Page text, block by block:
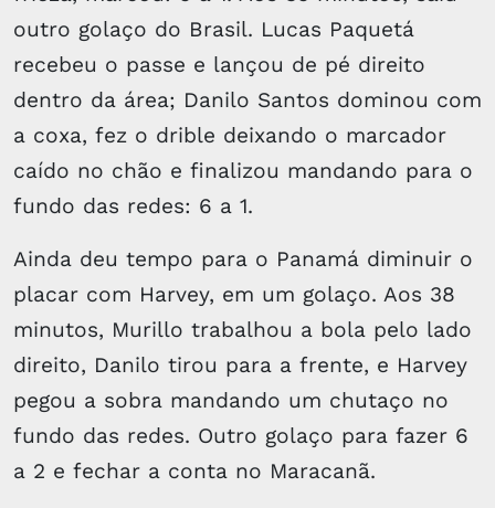
outro golaço do Brasil. Lucas Paquetá
recebeu o passe e lançou de pé direito
dentro da área; Danilo Santos dominou com
a coxa, fez o drible deixando o marcador
caído no chão e finalizou mandando para o
fundo das redes: 6 a 1.
Ainda deu tempo para o Panamá diminuir o
placar com Harvey, em um golaço. Aos 38
minutos, Murillo trabalhou a bola pelo lado
direito, Danilo tirou para a frente, e Harvey
pegou a sobra mandando um chutaço no
fundo das redes. Outro golaço para fazer 6
a 2 e fechar a conta no Maracanã.